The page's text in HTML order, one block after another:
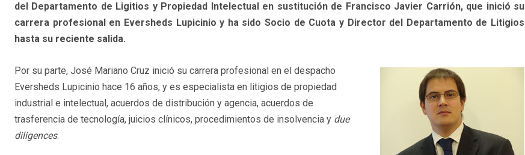
del Departamento de Ligitios y Propiedad Intelectual en sustitución de Francisco Javier Carrión, que inició su
carrera profesional en Eversheds Lupicinio y ha sido Socio de Cuota y Director del Departamento de Litigios
hasta su reciente salida.
Por su parte, José Mariano Cruz inició su carrera profesional en el despacho
Eversheds Lupicinio hace 16 años, y es especialista en litigios de propiedad
industrial e intelectual, acuerdos de distribución y agencia, acuerdos de
trasferencia de tecnología, juicios clínicos, procedimientos de insolvencia y due
diligences.